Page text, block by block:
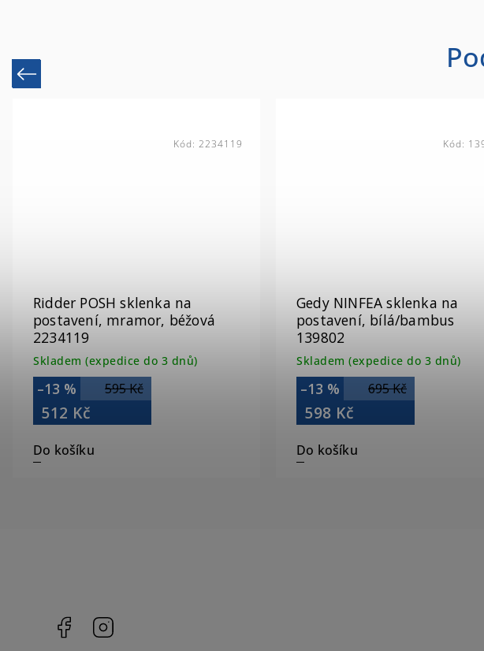
Previous
Ridder POSH sklenka na
postavení, mramor, béžová
2234119
Skladem (expedice do 3 dnů)
595 Kč
–13 %
512 Kč
Do košíku
Kód: 2234119
Gedy NINFEA sklenka na
postavení, bílá/bambus
139802
Skladem (expedice do 3 dnů)
695 Kč
–13 %
598 Kč
Do košíku
Kód:
Facebook